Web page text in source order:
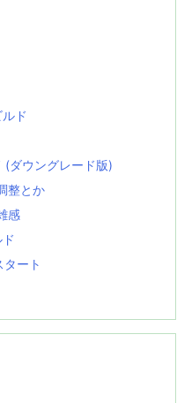
ド
(ダウングレード版)
整とか
感
ート